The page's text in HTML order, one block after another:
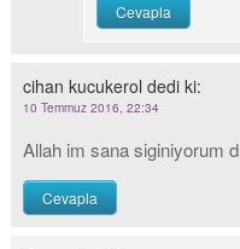
Cevapla
cihan kucukerol dedi ki:
10 Temmuz 2016, 22:34
Allah im sana siginiyorum
Cevapla